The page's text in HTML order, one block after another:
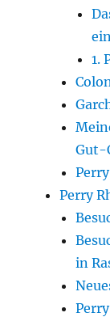
1.
Gut-
Perry
in